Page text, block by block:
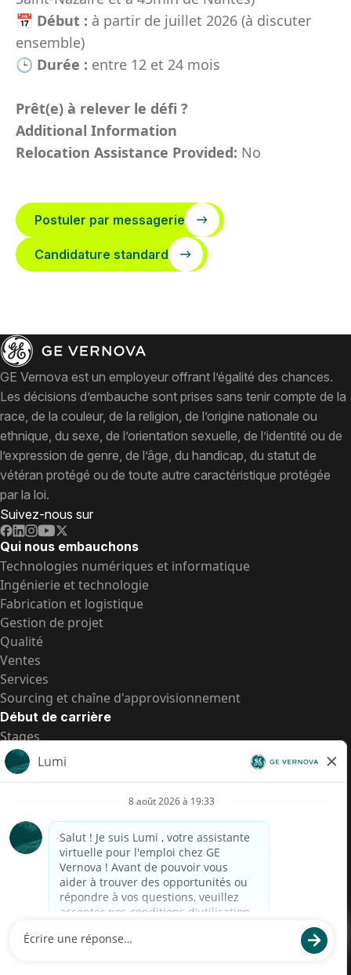
📅 Début : à partir de juillet 2026 (à discuter
ensemble)
🕒 Durée : entre 12 et 24 mois
Prêt(e) à relever le défi ?
Additional Information
Relocation Assistance Provided: No
Postuler par messagerie
Candidature standard
GE Vernova est un employeur offrant l’égalité des chances.
Les décisions d’embauche sont prises sans tenir compte de la
race, de la couleur, de la religion, de l’origine nationale ou
ethnique, du sexe, de l’orientation sexuelle, de l’identité ou de
l’expression de genre, de l’âge, du handicap, du statut de
vétéran protégé ou de toute autre caractéristique protégée
par la loi.
Suivez-nous sur
Qui nous embauchons
Technologies numériques et informatique
Ingénierie et technologie
Fabrication et logistique
Gestion de projet
Qualité
Ventes
Services
Sourcing et chaîne d'approvisionnement
Début de carrière
Stages
Postes de d’entrée
Toutes les opportunités
Avis de confidentialité de candidat
Alerte fraude
Transparence salariale au Brésil (Relatório de
Transparência Salarial)
Nous contacter